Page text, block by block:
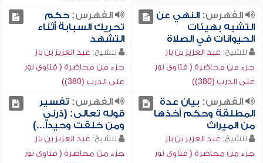
الفهرس:النهي عن
التشبه بهيئات
الحيوانات في الصلاة
للشيخ: عبد العزيز بن باز
جزء من محاضرة ( فتاوى نور
على الدرب (380))
الفهرس:حكم
تحريك السبابة أثناء
التشهد
للشيخ: عبد العزيز بن باز
جزء من محاضرة ( فتاوى نور
على الدرب (380))
الفهرس: بيان عدة
المطلقة وحكم أخذها
من الميراث
للشيخ: عبد العزيز بن باز
جزء من محاضرة ( فتاوى نور
الفهرس: تفسير
قوله تعالى: (ذرني
ومن خلقت وحيداً...)
للشيخ: عبد العزيز بن باز
جزء من محاضرة ( فتاوى نور